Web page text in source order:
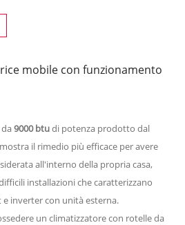
mobile con funzionamento
9000 btudi potenza prodotto dal
il rimedio più efficace per avere
all'interno della propria casa,
installazioni che caratterizzano
inverter con unità esterna.
un climatizzatore con rotelle da